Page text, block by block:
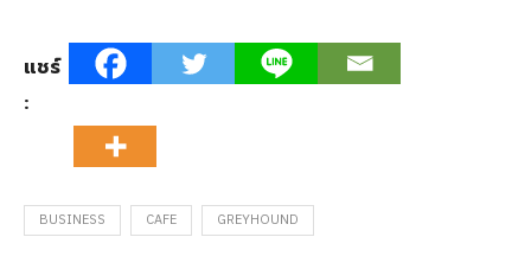
แชร์
:
BUSINESS CAFE GREYHOUND